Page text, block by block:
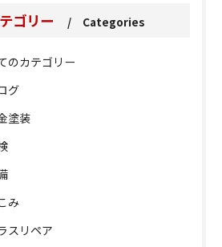
ゴリー Categories
のカテゴリー
グ
塗装
み
スリペア